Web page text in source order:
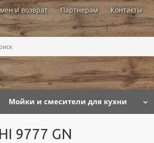
и возврат Партнерам Контакты
Мойки и смесители для кухни
9777 GN